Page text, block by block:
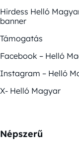
Hirdess Helló
banner
Támogatás
Facebook – Helló
Instagram – Helló
X- Helló Magyar
Népszerű